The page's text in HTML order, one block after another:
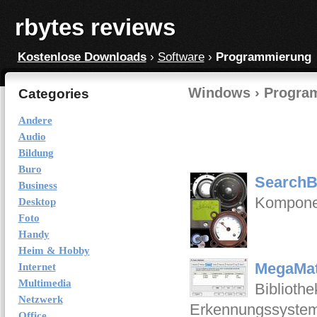
rbytes reviews
Kostenlose Downloads› Software› Programmierung
Categories
Andere
Audio
Bildung
Buro
Business
Desktop
Foto
Handy
Heim & Hobby
Internet
Multimedia
Netzwerk
Windows ›